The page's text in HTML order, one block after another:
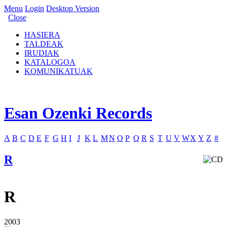
Menu Login Desktop Version
Close
HASIERA
TALDEAK
IRUDIAK
KATALOGOA
KOMUNIKATUAK
Esan Ozenki Records
A B C D E F G H I J K L MN O P Q R S T U V WX Y Z #
R
R
2003